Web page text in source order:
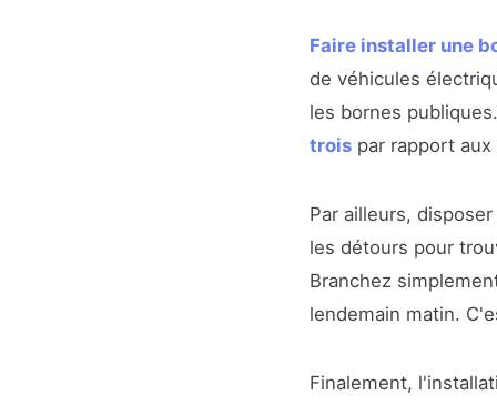
Faire installer une
de véhicules
les bornes
trois par rapport
Par ailleurs,
les détours pour
Branchez
lendemain matin.
Finalement,